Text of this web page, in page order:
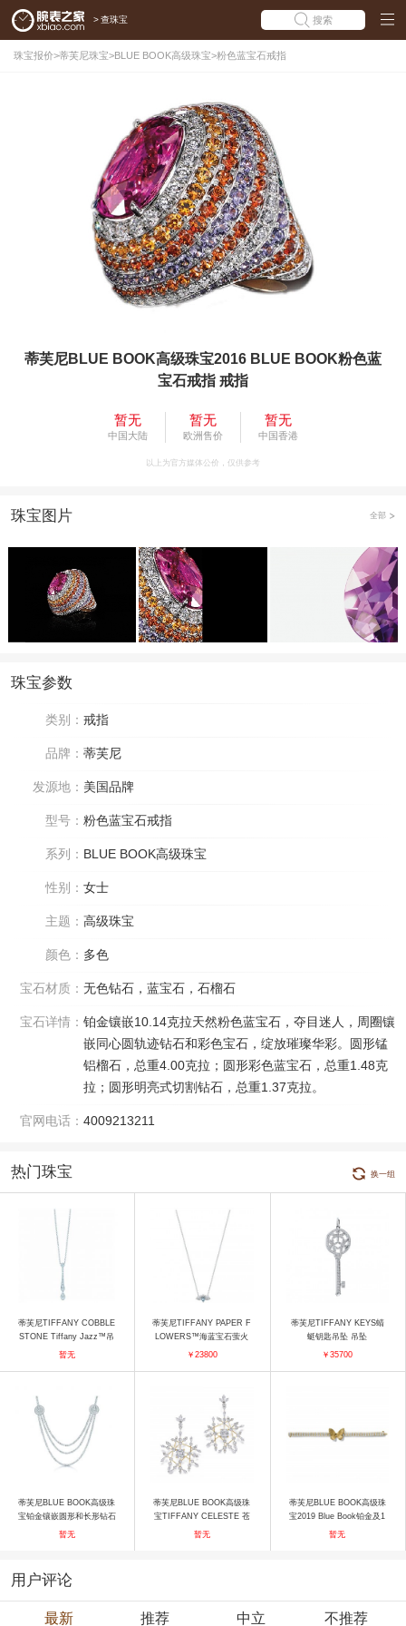
> 查珠宝 搜索
珠宝报价>蒂芙尼珠宝>BLUE BOOK高级珠宝>粉色蓝宝石戒指
蒂芙尼BLUE BOOK高级珠宝2016 BLUE BOOK粉色蓝
宝石戒指 戒指
暂无
中国大陆
暂无
欧洲售价
暂无
中国香港
以上为官方媒体公价，仅供参考
珠宝图片 全部
珠宝参数
类别： 戒指
品牌： 蒂芙尼
发源地： 美国品牌
型号： 粉色蓝宝石戒指
系列： BLUE BOOK高级珠宝
性别： 女士
主题： 高级珠宝
颜色： 多色
宝石材质： 无色钻石，蓝宝石，石榴石
宝石详情： 铂金镶嵌10.14克拉天然粉色蓝宝石，夺目迷人，周圈镶
嵌同心圆轨迹钻石和彩色宝石，绽放璀璨华彩。圆形锰
铝榴石，总重4.00克拉；圆形彩色蓝宝石，总重1.48克
拉；圆形明亮式切割钻石，总重1.37克拉。
官网电话： 4009213211
热门珠宝 换一组
蒂芙尼TIFFANY COBBLE
STONE Tiffany Jazz™吊
坠 项链
暂无
蒂芙尼TIFFANY PAPER F
LOWERS™海蓝宝石萤火
虫项链 项链
￥23800
蒂芙尼TIFFANY KEYS蜻
蜓钥匙吊坠 吊坠
￥35700
蒂芙尼BLUE BOOK高级珠
宝铂金镶嵌圆形和长形钻石
项链 项链
暂无
蒂芙尼BLUE BOOK高级珠
宝TIFFANY CELESTE 苍
穹万象乘风箭矢（Arrow）
暂无
蒂芙尼BLUE BOOK高级珠
宝2019 Blue Book铂金及1
8K黄金镶嵌钻石项链 项链
暂无
用户评论
最新 推荐 中立 不推荐